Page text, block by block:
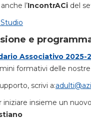
l’IncontrACi del
e
Associativo 2025-
formativi delle nostre
scrivi a:
insieme un